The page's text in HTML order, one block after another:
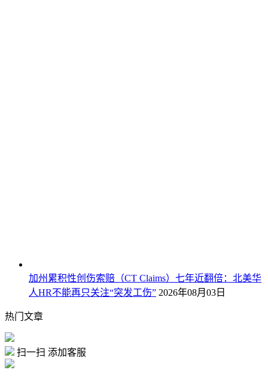
加州累积性创伤索赔（CT Claims）七年近翻倍：北美华
人HR不能再只关注“突发工伤” 2026年08月03日
热门文章
扫一扫 添加客服